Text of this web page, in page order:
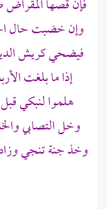
فإن قصها
وإن خضبت حال
فيضحي كريش
إذا ما بلغت
هلموا لنبكي
وخل التصابي
وخذ جنة تنجي